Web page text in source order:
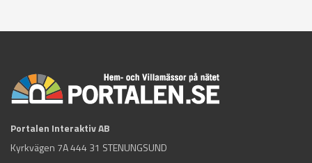
Portalen Interaktiv AB
Kyrkvägen 7A 444 31 STENUNGSUND